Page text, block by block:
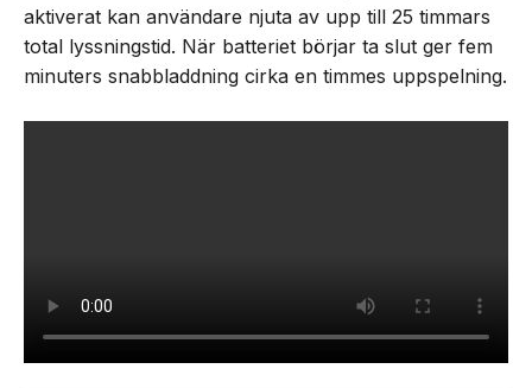
aktiverat kan användare njuta av upp till 25 timmars
total lyssningstid. När batteriet börjar ta slut ger fem
minuters snabbladdning cirka en timmes uppspelning.